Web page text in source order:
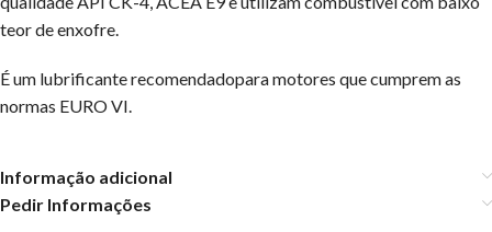
teor de enxofre.
É um lubrificante recomendadopara motores que cumprem as
normas EURO VI.
Informação adicional
Pedir Informações